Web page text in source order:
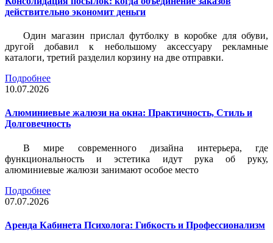
действительно экономит деньги
Один магазин прислал футболку в коробке для обуви,
другой добавил к небольшому аксессуару рекламные
каталоги, третий разделил корзину на две отправки.
Подробнее
10.07.2026
Алюминиевые жалюзи на окна: Практичность, Стиль и
Долговечность
В мире современного дизайна интерьера, где
функциональность и эстетика идут рука об руку,
алюминиевые жалюзи занимают особое место
Подробнее
07.07.2026
Аренда Кабинета Психолога: Гибкость и Профессионализм